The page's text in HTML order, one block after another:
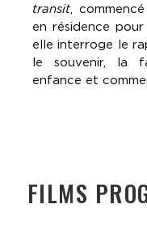
transit,
en résidence
elle interroge le
le souvenir, la
enfance et
FILMS